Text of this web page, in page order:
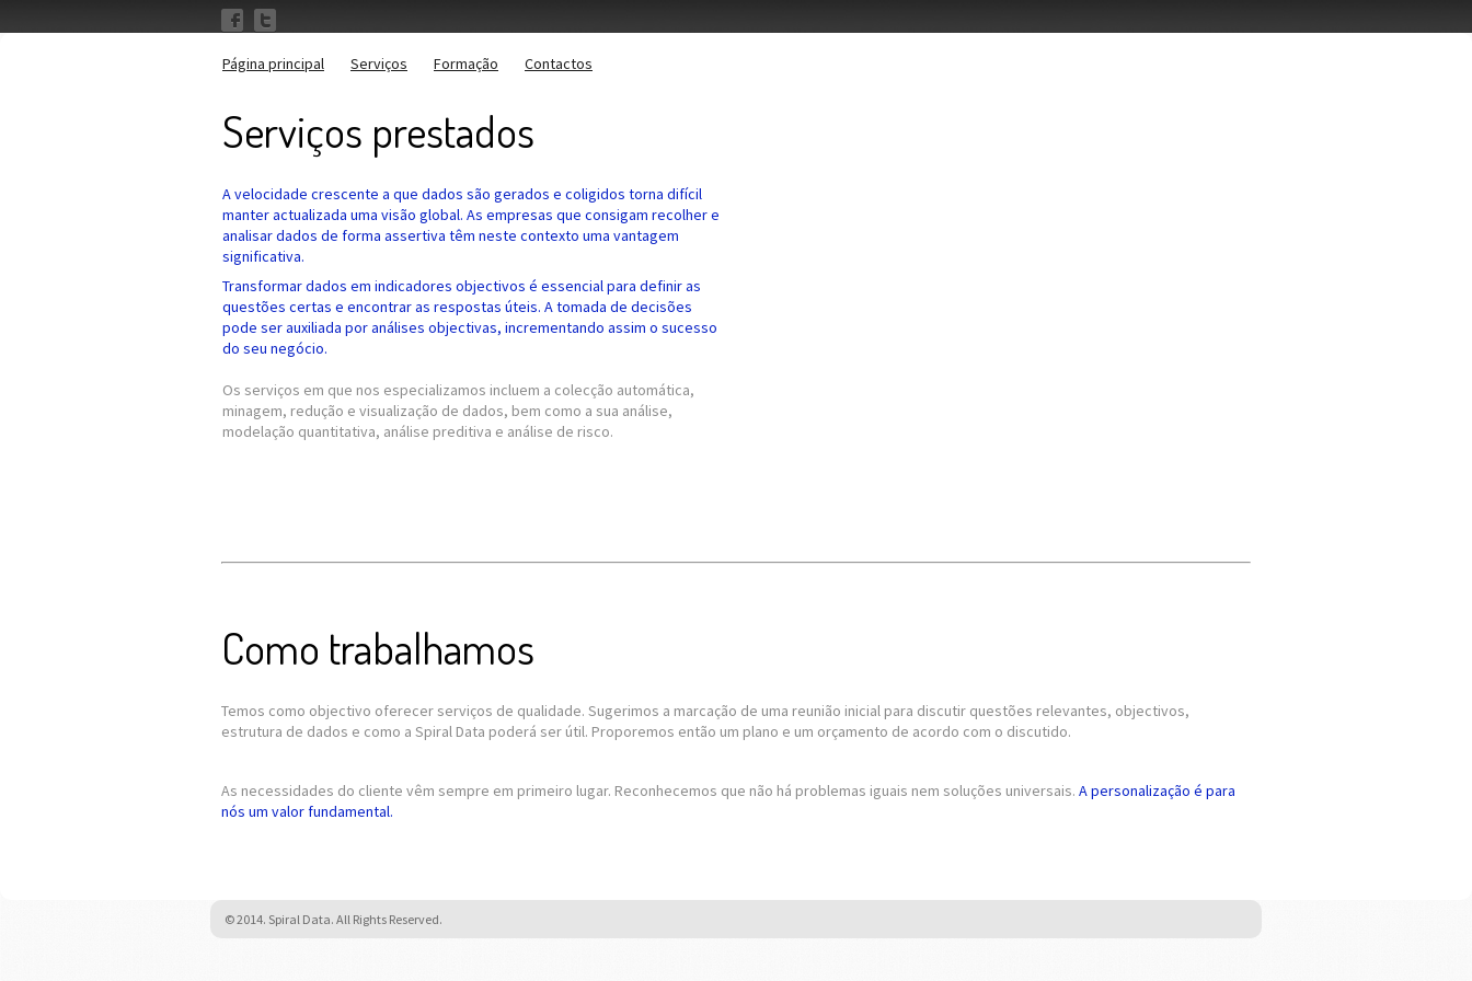
Página principal Serviços Formação Contactos
Serviços prestados
A velocidade crescente a que dados são gerados e coligidos torna difícil
manter actualizada uma visão global. As empresas que consigam recolher e
analisar dados de forma assertiva têm neste contexto uma vantagem
significativa.
Transformar dados em indicadores objectivos é essencial para definir as
questões certas e encontrar as respostas úteis. A tomada de decisões
pode ser auxiliada por análises objectivas, incrementando assim o sucesso
do seu negócio.
Os serviços em que nos especializamos incluem a colecção automática,
minagem, redução e visualização de dados, bem como a sua análise,
modelação quantitativa, análise preditiva e análise de risco.
Como trabalhamos
Temos como objectivo oferecer serviços de qualidade. Sugerimos a marcação de uma reunião inicial para discutir questões relevantes, objectivos,
estrutura de dados e como a Spiral Data poderá ser útil. Proporemos então um plano e um orçamento de acordo com o discutido.
As necessidades do cliente vêm sempre em primeiro lugar. Reconhecemos que não há problemas iguais nem soluções universais. A personalização é para
nós um valor fundamental.
© 2014. Spiral Data. All Rights Reserved.